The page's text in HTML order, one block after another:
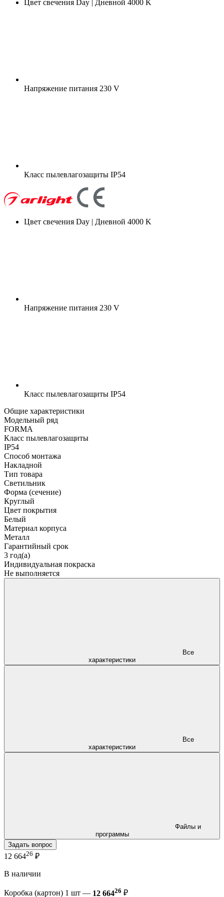
Цвет свечения Day | Дневной 4000 K
Напряжение питания 230 V
Класс пылевлагозащиты IP54
Цвет свечения Day | Дневной 4000 K
Напряжение питания 230 V
Класс пылевлагозащиты IP54
Общие характеристики
Модельный ряд
FORMA
Класс пылевлагозащиты
IP54
Способ монтажа
Накладной
Тип товара
Светильник
Форма (сечение)
Круглый
Цвет покрытия
Белый
Материал корпуса
Металл
Гарантийный срок
3 год(а)
Индивидуальная покраска
Не выполняется
характеристики
характеристики
программы
Задать вопрос
12 66426 ₽
В наличии
Коробка (картон) 1 шт — 12 66426 ₽